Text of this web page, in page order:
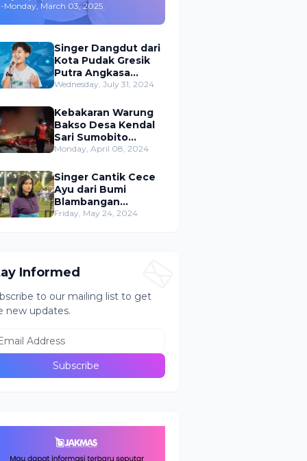
,Merambah Bisnis dan
Akting
-Monday, March 03, 2025
Singer Dangdut dari
Kota Pudak Gresik
Putra Angkasa
Gemparkan
Indonesia
Wednesday, July 31, 2024
Kebakaran Warung
Bakso Desa Kendal
Sari Sumobito
Jombang Berhasil di
Monday, April 08, 2024
Singer Cantik Cece
Ayu dari Bumi
Blambangan
Banyuwangi Siap
Friday, May 24, 2024
Informed
to our mailing list to get
new updates.